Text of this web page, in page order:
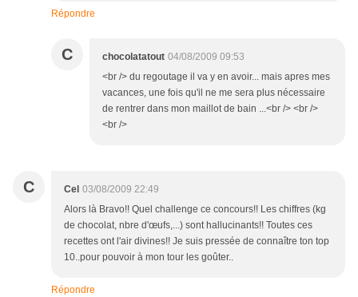
Répondre
C chocolatatout 04/08/2009 09:53
<br /> du regoutage il va y en avoir... mais apres mes
vacances, une fois qu'il ne me sera plus nécessaire
de rentrer dans mon maillot de bain ...<br /> <br />
<br />
C Cel 03/08/2009 22:49
Alors là Bravo!! Quel challenge ce concours!! Les chiffres (kg
de chocolat, nbre d'œufs,...) sont hallucinants!! Toutes ces
recettes ont l'air divines!! Je suis pressée de connaître ton top
10..pour pouvoir à mon tour les goûter..
Répondre